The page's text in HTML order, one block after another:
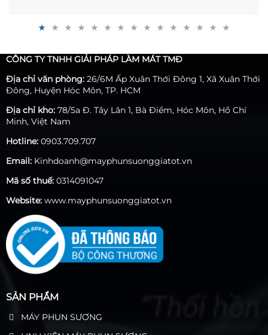
khi lắp đặt hệ thống máy tạo ẩm phun sương.
CÔNG TY TNHH GIẢI PHÁP LÀM MÁT TMĐ
Địa chỉ văn phòng: 26/6M Ấp Xuân Thới Đông 1, Xã Xuân Thới
Đông, Huyện Hóc Môn, TP. HCM
Địa chỉ kho: 78/5a Đ. Tây Lân 1, Bà Điểm, Hóc Môn, Hồ Chí
Minh, Việt Nam
Hotline: 0903.709.707
Email: Kinhdoanh@mayphunsuonggiatot.vn
Mã số thuế: 0314091047
Website: www.mayphunsuonggiatot.vn
SẢN PHẨM
MÁY PHUN SƯƠNG